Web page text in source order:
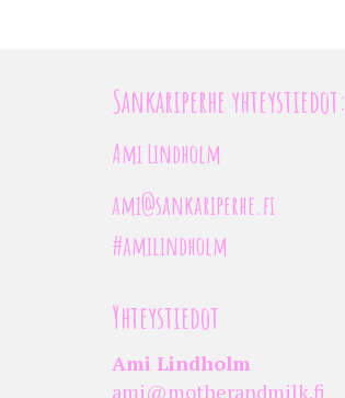
Sankariperhe yhteystiedot:
Ami Lindholm
ami@sankariperhe.fi
#amilindholm
Yhteystiedot
Ami Lindholm
ami@motherandmilk.fi